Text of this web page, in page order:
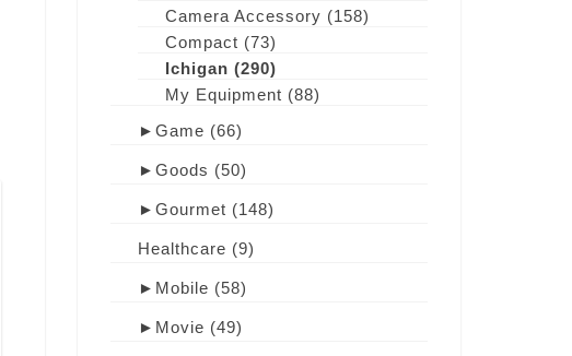
Camera Accessory (158)
Compact (73)
Ichigan (290)
My Equipment (88)
► Game (66)
► Goods (50)
► Gourmet (148)
Healthcare (9)
► Mobile (58)
► Movie (49)